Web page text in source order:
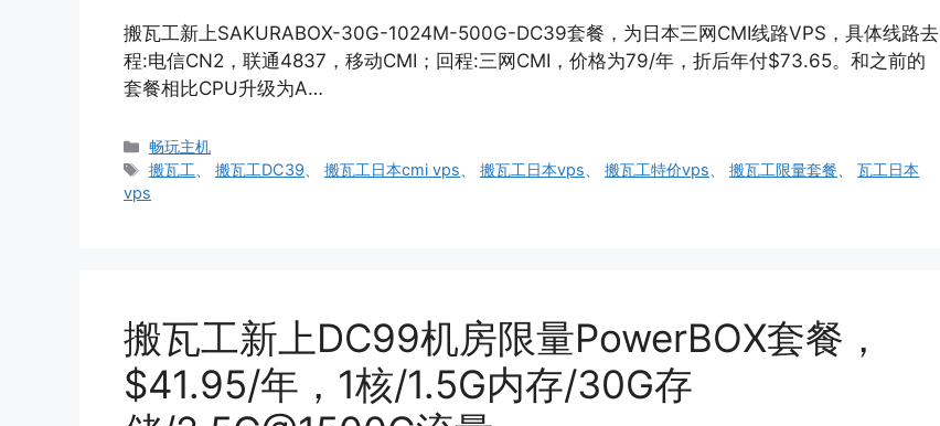
搬瓦工新上SAKURABOX-30G-1024M-500G-DC39套餐，为日本三网CMI线路VPS，具体线路去
程:电信CN2，联通4837，移动CMI；回程:三网CMI，价格为79/年，折后年付$73.65。和之前的
套餐相比CPU升级为A…
分
类
畅玩主机
标
签
搬瓦工 、搬瓦工DC39 、搬瓦工日本cmi vps 、搬瓦工日本vps 、搬瓦工特价vps 、搬瓦工限量套餐 、瓦工日本
vps
搬瓦工新上DC99机房限量PowerBOX套餐，
$41.95/年，1核/1.5G内存/30G存